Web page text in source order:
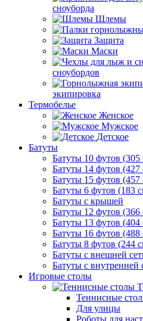
сноуборда
Шлемы
Защита
Маски
сноубордов
экипировка
Термобелье
Женское
Мужское
Детское
Батуты
Батуты 10 футов (305
Батуты 14 футов (427
Батуты 15 футов (457
Батуты 6 футов (183
Батуты с крышей
Батуты 12 футов (366
Батуты 13 футов (404
Батуты 16 футов (488
Батуты 8 футов (244
Батуты с внешней
Батуты с внутренней
Игровые столы
Теннисные
Для улицы
Роботы для